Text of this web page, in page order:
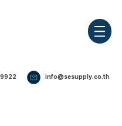
info@sesupply.co.th